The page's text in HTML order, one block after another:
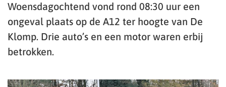
Woensdagochtend vond rond 08:30 uur een
ongeval plaats op de A12 ter hoogte van De
Klomp. Drie auto’s en een motor waren erbij
betrokken.